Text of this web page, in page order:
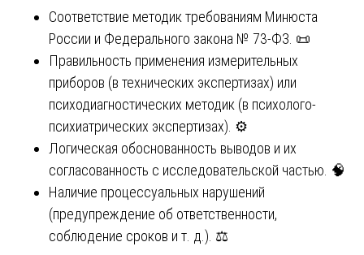
Соответствие методик требованиям Минюста
России и Федерального закона № 73-ФЗ. 📜
Правильность применения измерительных
приборов (в технических экспертизах) или
психодиагностических методик (в психолого-
психиатрических экспертизах). ⚙️
Логическая обоснованность выводов и их
согласованность с исследовательской частью. 🧠
Наличие процессуальных нарушений
(предупреждение об ответственности,
соблюдение сроков и т. д.). ⚖️